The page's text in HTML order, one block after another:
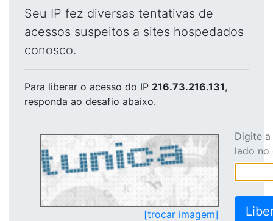
Seu IP fez diversas tentativas de
acessos suspeitos a sites hospedados
conosco.
Para liberar o acesso do IP 216.73.216.131,
responda ao desafio abaixo.
[trocar imagem]
Digite
lado no